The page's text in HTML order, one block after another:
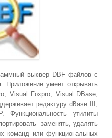
вьювер DBF файлов с
Приложение умеет открывать
Visual Foxpro, Visual DBase,
редактуру dBase III,
утилиты
заменять, удалять
команд или функциональных